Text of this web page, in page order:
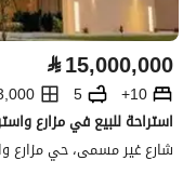
⃁15,000,000
10+
5
3,000